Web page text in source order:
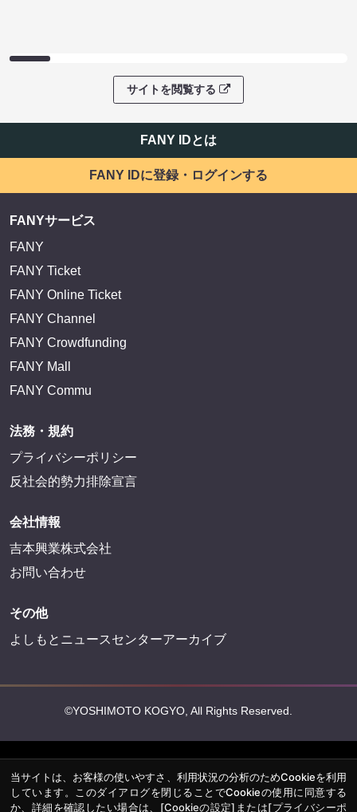
サイトを閲覧する
FANY IDとは
FANY IDに登録・ログインする
FANYサービス
FANY
FANY Ticket
FANY Online Ticket
FANY Channel
FANY Crowdfunding
FANY Mall
FANY Commu
法務・規約
プライバシーポリシー
反社会的勢力排除宣言
会社情報
吉本興業株式会社
お問い合わせ
その他
よしもとニュースセンターアーカイブ
©YOSHIMOTO KOGYO, All Rights Reserved.
当サイトは、お客様の使いやすさ、利用状況の分析のためCookieを利用
しています。このダイアログを閉じることでCookieの使用に同意する
か、詳細を確認したい場合は、 [Cookieの設定] または[プライバシーポ